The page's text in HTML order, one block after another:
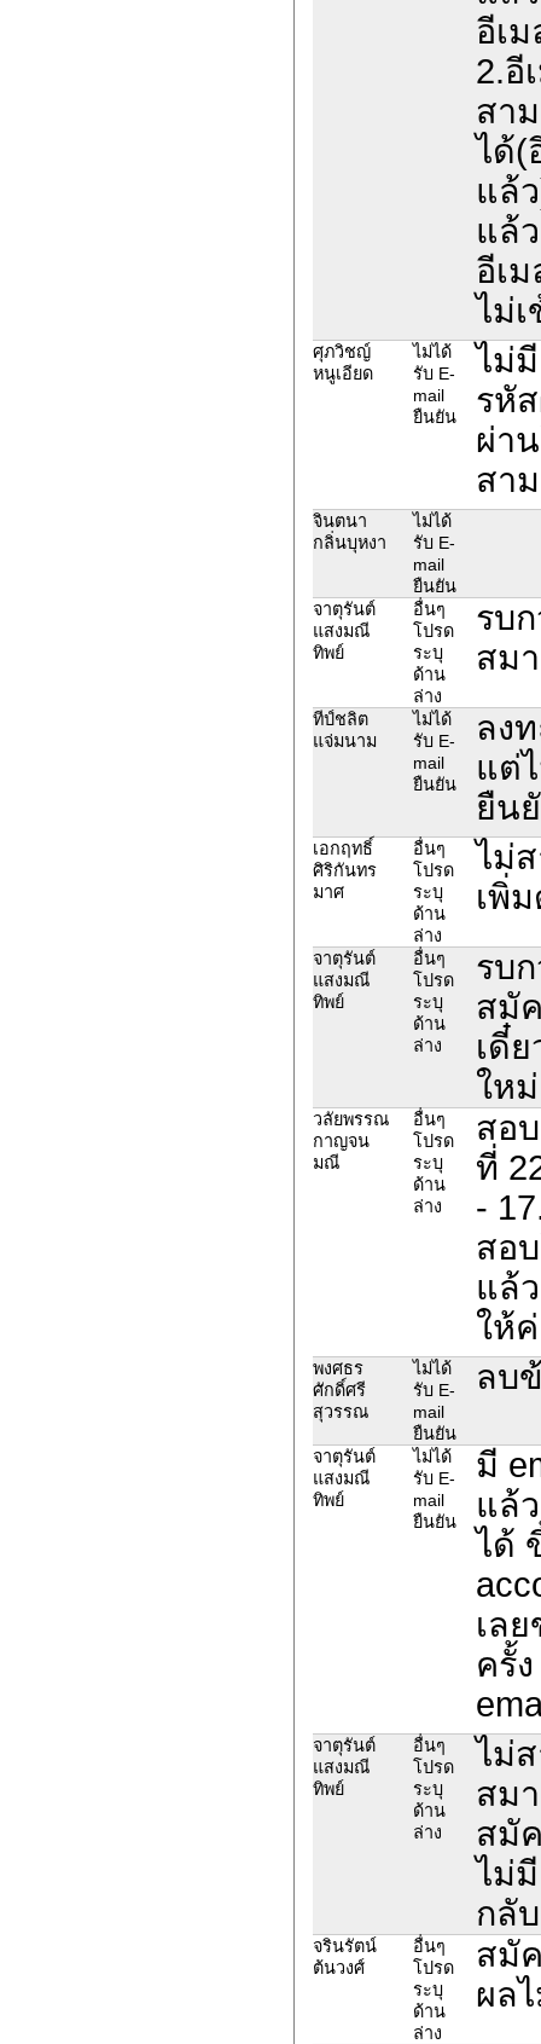
อีเ
2.อี
สา
ได้(
แล้
แล้
อีเ
ไม่เ
ศุภวิชญ์
หนูเอียด
ไม่ได้
รับ E-
mail
ยืนยัน
ไม่
รหั
ผ่า
สา
จินตนา
กลิ่นบุหงา
ไม่ได้
รับ E-
mail
ยืนยัน
จาตุรันต์
แสงมณี
ทิพย์
อื่นๆ
โปรด
ระบุ
ด้าน
ล่าง
รบ
สม
ทีป์ชลิต
แจ่มนาม
ไม่ได้
รับ E-
mail
ยืนยัน
ลง
แต่
ยืน
เอกฤทธิ์
ศิริกันทร
มาศ
อื่นๆ
โปรด
ระบุ
ด้าน
ล่าง
ไม่
เพิ่
จาตุรันต์
แสงมณี
ทิพย์
อื่นๆ
โปรด
ระบุ
ด้าน
ล่าง
รบ
สมั
เดี๋
ให
วลัยพรรณ
กาญจน
มณี
อื่นๆ
โปรด
ระบุ
ด้าน
ล่าง
สอ
ที่
-
สอ
แล้
ให้
พงศธร
ศักดิ์ศรี
สุวรรณ
ไม่ได้
รับ E-
mail
ยืนยัน
ลบ
จาตุรันต์
แสงมณี
ทิพย์
ไม่ได้
รับ E-
mail
ยืนยัน
มี
แล้
ได้
เล
ครั้
จาตุรันต์
แสงมณี
ทิพย์
อื่นๆ
โปรด
ระบุ
ด้าน
ล่าง
ไม่
สม
สมั
ไม่
กลั
จรินรัตน์
ต้นวงศ์
อื่นๆ
โปรด
ระบุ
ด้าน
ล่าง
สมั
ผล